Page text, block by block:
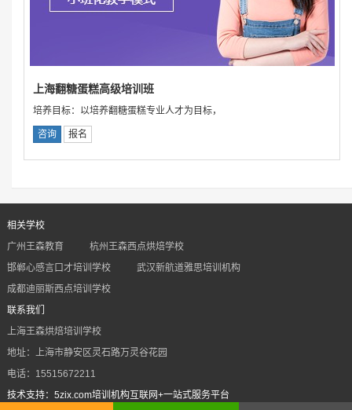
上海翻糖蛋糕高级培训班
培养目标：以培养翻糖蛋糕专业人才为目标，
咨询 报名
相关学校
广州王森教育
杭州王森西点烘焙学校
邯郸心感言口才培训学校
武汉新航道雅思培训机构
成都迪丽斯西点培训学校
联系我们
上海王森烘焙培训学校
地址：上海市静安区灵石路万灵谷花园
电话：15515672211
技术支持：5zix.com培训机构互联网+一站式服务平台